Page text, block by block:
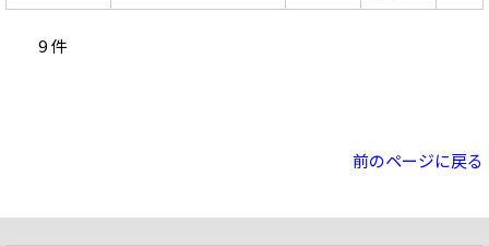
9 件
前のページに戻る